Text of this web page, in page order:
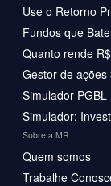
Use o Retorno
Fundos que
Quanto rende
Gestor de ações
Simulador PGBL
Simulador:
Sobre a MR
Quem somos
Trabalhe